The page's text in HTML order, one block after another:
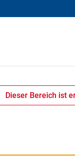
Dieser Bereich ist